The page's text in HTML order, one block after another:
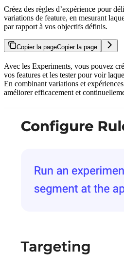
Créez des règles d’expérience pour
variations de feature, en mesurant
par rapport à vos objectifs définis.
Copier la pageCopier la page
Avec les Experiments, vous pouvez
vos features et les tester pour voir
En combinant variations et
améliorer efficacement et